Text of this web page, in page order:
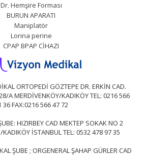
Dr. Hemşire Forması
BURUN APARATI
Maniplatör
Lorina perine
CPAP BPAP CİHAZI
ORTOPEDİ GÖZTEPE DR. ERKİN CAD.
A MERDİVENKÖY/KADIKÖY TEL: 0216 566
36 FAX:0216 566 47 72
HIZIRBEY CAD MEKTEP SOKAK NO 2
İSTANBUL TEL: 0532 478 97 35
ŞUBE ; ORGENERAL ŞAHAP GÜRLER CAD